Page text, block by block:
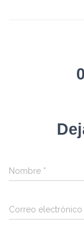
Nombre *
Correo electrónico